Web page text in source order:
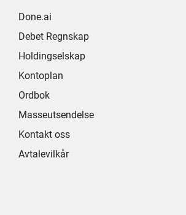
Done.ai
Debet Regnskap
Holdingselskap
Kontoplan
Ordbok
Masseutsendelse
Kontakt oss
Avtalevilkår